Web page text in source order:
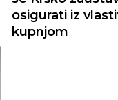
osigurati iz
kupnjom